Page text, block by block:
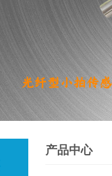
产品中心